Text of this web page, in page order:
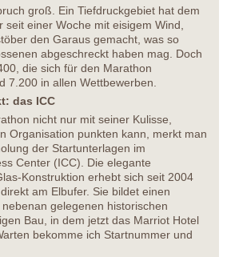
groß. Ein Tiefdruckgebiet hat dem
seit einer Woche mit eisigem Wind,
den Garaus gemacht, was so
abgeschreckt haben mag. Doch
die sich für den Marathon
7.200 in allen Wettbewerben.
das ICC
nicht nur mit seiner Kulisse,
Organisation punkten kann, merkt man
der Startunterlagen im
Center (ICC). Die elegante
Konstruktion erhebt sich seit 2004
am Elbufer. Sie bildet einen
gelegenen historischen
Bau, in dem jetzt das Marriot Hotel
bekomme ich Startnummer und